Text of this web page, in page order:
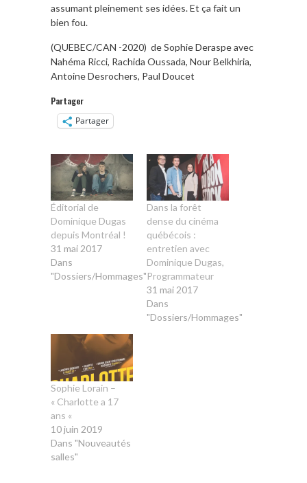
assumant pleinement ses idées. Et ça fait un
bien fou.
(QUEBEC/CAN -2020) de Sophie Deraspe avec
Nahéma Ricci, Rachida Oussada, Nour Belkhiria,
Antoine Desrochers, Paul Doucet
Partager
Partager
Éditorial de
Dominique Dugas
depuis Montréal !
31 mai 2017
Dans
"Dossiers/Hommages"
Dans la forêt
dense du cinéma
québécois :
entretien avec
Dominique Dugas,
Programmateur
31 mai 2017
Dans
"Dossiers/Hommages"
Sophie Lorain –
« Charlotte a 17
ans «
10 juin 2019
Dans "Nouveautés
salles"